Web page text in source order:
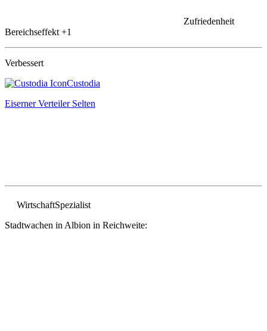
Zufriedenheit
Bereichseffekt +1
Verbessert
Custodia
Eiserner Verteiler Selten
WirtschaftSpezialist
Stadtwachen in Albion in Reichweite: